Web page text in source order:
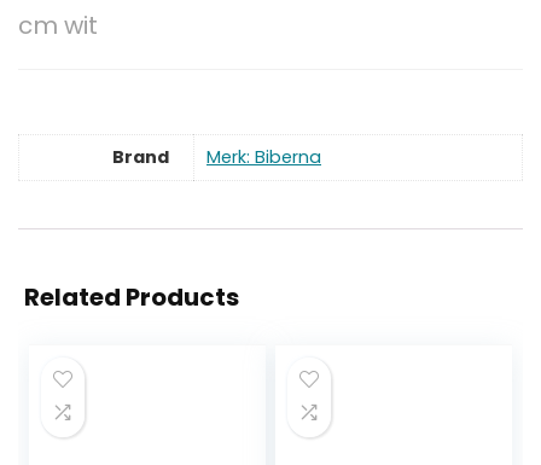
cm wit
Brand Merk: Biberna
Related Products